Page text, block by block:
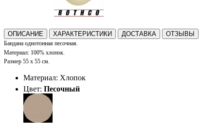
ОПИСАНИЕ ХАРАКТЕРИСТИКИ ДОСТАВКА ОТЗЫВЫ
Бандана однотонная песочная.
Материал: 100% хлопок.
Размер 55 x 55 см.
Материал: Хлопок
Цвет: Песочный